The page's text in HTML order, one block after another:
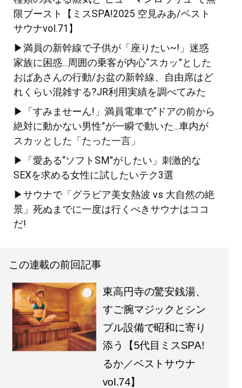
限ブースト【ミスSPA!2025 空見みあ/ベスト
サウナvol.71】
▶満員の新幹線で子供が「座りたい~!」迷惑
家族に困惑...周囲の乗客が内心“スカッ”とした
おばあさんの行動/お盆の新幹線、自由席はど
れくらい混雑する?JR利用実績を調べてみた
▶「すみませーん!」満員電車で“ドアの前から
絶対に動かない男性”が一瞬で動いた...車内が
スカッとした「たった一言」
▶「愛ある“ソフトSM”がしたい」刺激的な
SEXを求める女性に試したいテク3選
▶サウナで「グラビア美女熱波 vs 大自然の絶
景」死ぬまでに一度は行くべきサウナはココ
だ!
この連載の前回記事
東高円寺の驚安銭湯、
すご腕マジックとシン
プル設備で昭和に寄り
添う【5代目ミスSPA!
るか／ベストサウナ
vol.74】